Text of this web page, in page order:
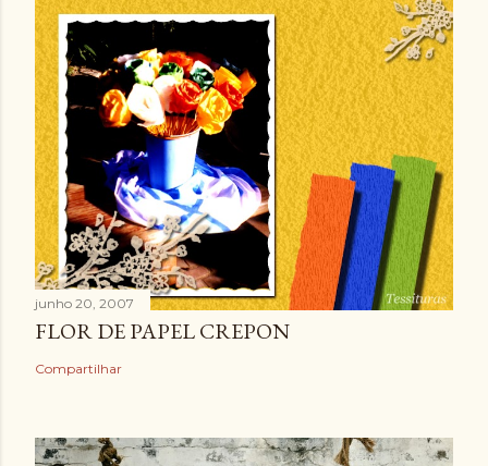
junho 20, 2007
FLOR DE PAPEL CREPON
Compartilhar